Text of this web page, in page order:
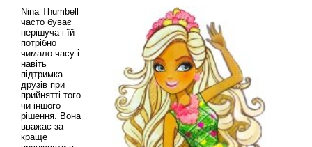
Nina Thumbell
часто буває
нерішуча і їй
потрібно
чимало часу і
навіть
підтримка
друзів при
прийнятті того
чи іншого
рішення. Вона
вважає за
краще